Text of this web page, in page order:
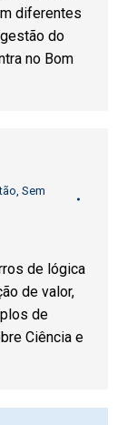
diferentes
do
no Bom
, Sem
de lógica
de valor,
de
Ciência e